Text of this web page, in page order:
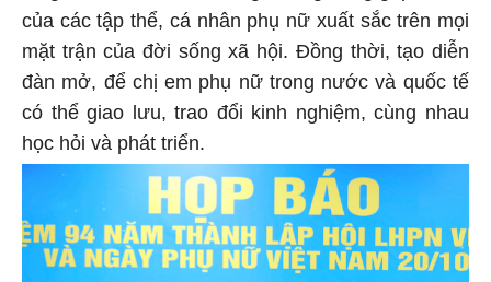
của các tập thể, cá nhân phụ nữ xuất sắc trên mọi
mặt trận của đời sống xã hội. Đồng thời, tạo diễn
đàn mở, để chị em phụ nữ trong nước và quốc tế
có thể giao lưu, trao đổi kinh nghiệm, cùng nhau
học hỏi và phát triển.